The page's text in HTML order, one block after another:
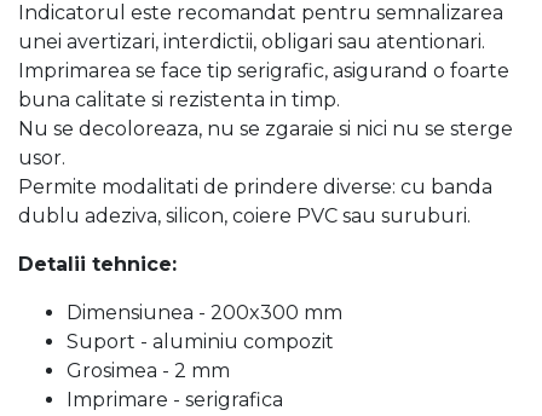
Indicatorul este recomandat pentru semnalizarea
unei avertizari, interdictii, obligari sau atentionari.
Imprimarea se face tip serigrafic, asigurand o foarte
buna calitate si rezistenta in timp.
Nu se decoloreaza, nu se zgaraie si nici nu se sterge
usor.
Permite modalitati de prindere diverse: cu banda
dublu adeziva, silicon, coiere PVC sau suruburi.
Detalii tehnice:
Dimensiunea - 200x300 mm
Suport - aluminiu compozit
Grosimea - 2 mm
Imprimare - serigrafica